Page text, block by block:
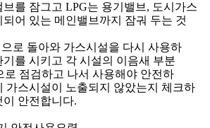
브를 잠그고 LPG는 용기밸브, 도시가스
어 있는 메인밸브까지 잠궈 두는 것
으로 돌아와 가스시설을 다시 사용하
를 시키고 각 시설의 이음새 부분
점검하고 나서 사용해야 안전하
가스시설이 노출되지 않았는지 체크하
이 안전합니다.